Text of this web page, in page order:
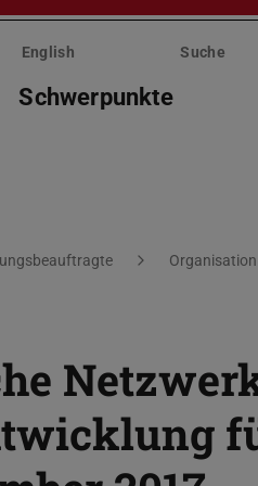
English Suche
Schwerpunkte
Organisation